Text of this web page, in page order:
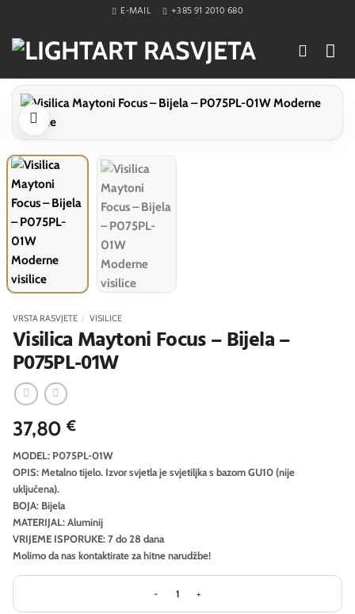
content
E-MAIL +385 91 2010 680
VRSTA RASVJETE / VISILICE
Visilica Maytoni Focus – Bijela –
P075PL-01W
37,80 €
MODEL: P075PL-01W
OPIS: Metalno tijelo. Izvor svjetla je svjetiljka s bazom GU10 (nije
uključena).
BOJA: Bijela
MATERIJAL: Aluminij
VRIJEME ISPORUKE: 7 do 28 dana
Molimo da nas kontaktirate za hitne narudžbe!
Visilica Maytoni Focus - Bijela -